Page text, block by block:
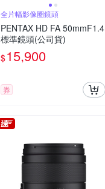
全片幅影像圈鏡頭
PENTAX HD FA 50mmF1.4
標準鏡頭(公司貨)
$15,900
券